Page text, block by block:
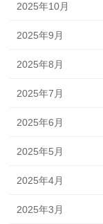
2025年10月
2025年9月
2025年8月
2025年7月
2025年6月
2025年5月
2025年4月
2025年3月